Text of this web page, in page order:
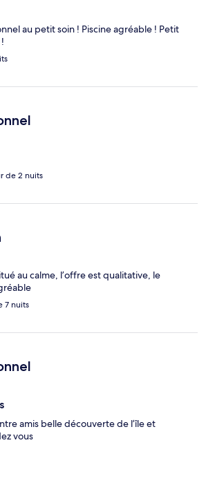
au petit soin ! Piscine agréable ! Petit
de 2 nuits
au calme, l’offre est qualitative, le
7 nuits
amis belle découverte de l’île et
vous